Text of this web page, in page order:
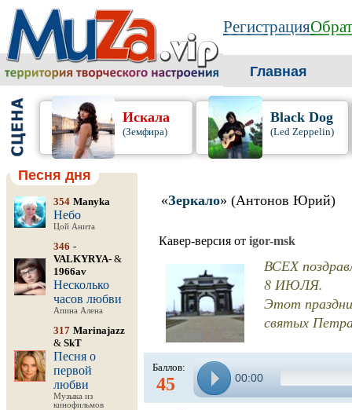
Регистрация
Главная
Искала
(Земфира)
Black Dog
(Led Zeppelin)
Песня дня
354 Manyka
Небо
Цой Анита
346 -
VALKYRYA- &
1966av
Несколько
часов любви
Апина Алена
317 Marinajazz
& SkT
Песня о
первой
любви
Музыка из
кинофильмов
«Зеркало» (Антонов Юрий)
Кавер-версия от igor-msk
ВСЕХ
8 ИЮЛЯ.
Этот
святых
Баллов:
45 00:00